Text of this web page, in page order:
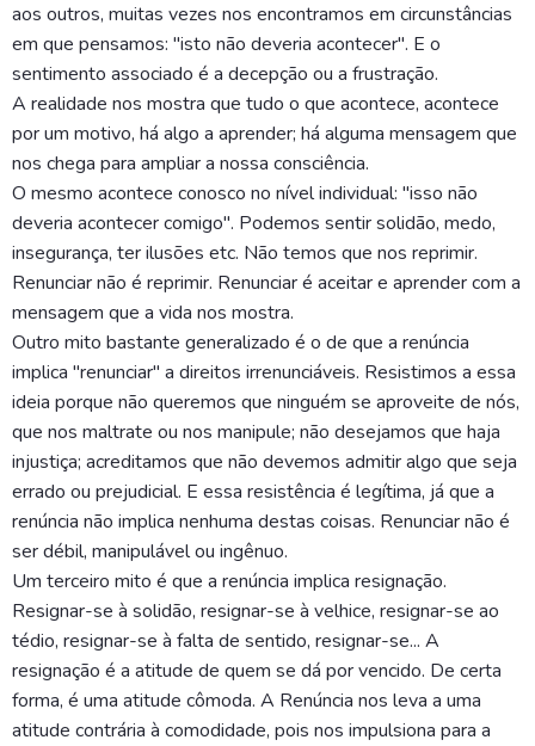
aos outros, muitas vezes nos encontramos em circunstâncias
em que pensamos: "isto não deveria acontecer". E o
sentimento associado é a decepção ou a frustração.
A realidade nos mostra que tudo o que acontece, acontece
por um motivo, há algo a aprender; há alguma mensagem que
nos chega para ampliar a nossa consciência.
O mesmo acontece conosco no nível individual: "isso não
deveria acontecer comigo". Podemos sentir solidão, medo,
insegurança, ter ilusões etc. Não temos que nos reprimir.
Renunciar não é reprimir. Renunciar é aceitar e aprender com a
mensagem que a vida nos mostra.
Outro mito bastante generalizado é o de que a renúncia
implica "renunciar" a direitos irrenunciáveis. Resistimos a essa
ideia porque não queremos que ninguém se aproveite de nós,
que nos maltrate ou nos manipule; não desejamos que haja
injustiça; acreditamos que não devemos admitir algo que seja
errado ou prejudicial. E essa resistência é legítima, já que a
renúncia não implica nenhuma destas coisas. Renunciar não é
ser débil, manipulável ou ingênuo.
Um terceiro mito é que a renúncia implica resignação.
Resignar-se à solidão, resignar-se à velhice, resignar-se ao
tédio, resignar-se à falta de sentido, resignar-se... A
resignação é a atitude de quem se dá por vencido. De certa
forma, é uma atitude cômoda. A Renúncia nos leva a uma
atitude contrária à comodidade, pois nos impulsiona para a